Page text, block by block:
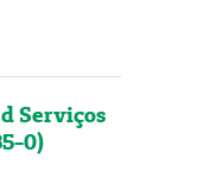
Serviços
0)